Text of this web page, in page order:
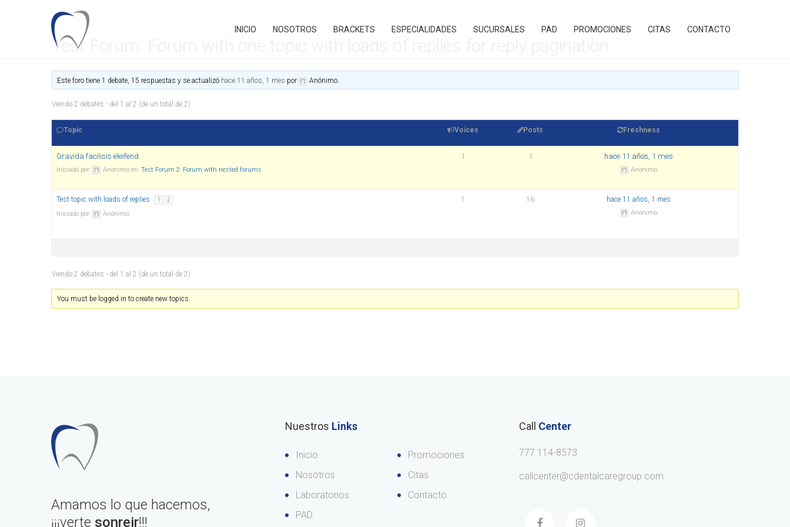
INICIO NOSOTROS BRACKETS ESPECIALIDADES SUCURSALES PAD PROMOCIONES CITAS CONTACTO
Test Forum: Forum with one topic with loads of replies for reply pagination
Este foro tiene 1 debate, 15 respuestas y se actualizó hace 11 años, 1 mes por Anónimo.
Viendo 2 debates - del 1 al 2 (de un total de 2)
Topic Voices Posts Freshness
Gravida facilisis eleifend
Iniciado por: Anónimo en: Test Forum 2: Forum with nested forums
1 1 hace 11 años, 1 mes
Anónimo
Test topic with loads of replies 1 2
Iniciado por: Anónimo
1 16 hace 11 años, 1 mes
Anónimo
Viendo 2 debates - del 1 al 2 (de un total de 2)
You must be logged in to create new topics.
Amamos lo que hacemos,
¡¡¡verte sonreir!!!
Nuestros Links
Inicio
Nosotros
Laboratorios
PAD
Promociones
Citas
Contacto
Call Center
777 114-8573
callcenter@cdentalcaregroup.com